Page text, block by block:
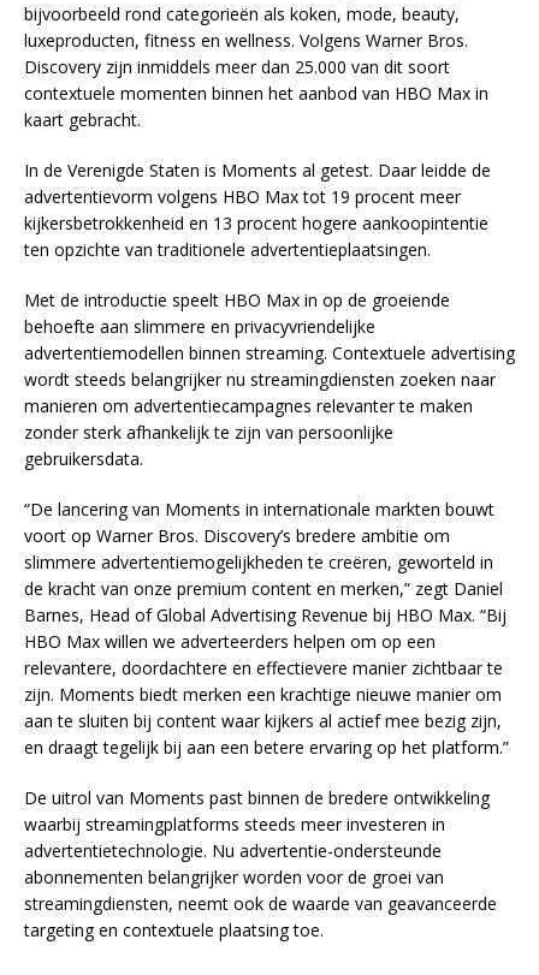
bijvoorbeeld rond categorieën als koken, mode, beauty,
luxeproducten, fitness en wellness. Volgens Warner Bros.
Discovery zijn inmiddels meer dan 25.000 van dit soort
contextuele momenten binnen het aanbod van HBO Max in
kaart gebracht.
In de Verenigde Staten is Moments al getest. Daar leidde de
advertentievorm volgens HBO Max tot 19 procent meer
kijkersbetrokkenheid en 13 procent hogere aankoopintentie
ten opzichte van traditionele advertentieplaatsingen.
Met de introductie speelt HBO Max in op de groeiende
behoefte aan slimmere en privacyvriendelijke
advertentiemodellen binnen streaming. Contextuele advertising
wordt steeds belangrijker nu streamingdiensten zoeken naar
manieren om advertentiecampagnes relevanter te maken
zonder sterk afhankelijk te zijn van persoonlijke
gebruikersdata.
“De lancering van Moments in internationale markten bouwt
voort op Warner Bros. Discovery’s bredere ambitie om
slimmere advertentiemogelijkheden te creëren, geworteld in
de kracht van onze premium content en merken,” zegt Daniel
Barnes, Head of Global Advertising Revenue bij HBO Max. “Bij
HBO Max willen we adverteerders helpen om op een
relevantere, doordachtere en effectievere manier zichtbaar te
zijn. Moments biedt merken een krachtige nieuwe manier om
aan te sluiten bij content waar kijkers al actief mee bezig zijn,
en draagt tegelijk bij aan een betere ervaring op het platform.”
De uitrol van Moments past binnen de bredere ontwikkeling
waarbij streamingplatforms steeds meer investeren in
advertentietechnologie. Nu advertentie-ondersteunde
abonnementen belangrijker worden voor de groei van
streamingdiensten, neemt ook de waarde van geavanceerde
targeting en contextuele plaatsing toe.